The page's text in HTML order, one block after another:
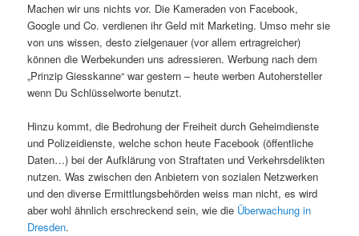
Machen wir uns nichts vor. Die Kameraden von Facebook,
Google und Co. verdienen ihr Geld mit Marketing. Umso mehr sie
von uns wissen, desto zielgenauer (vor allem ertragreicher)
können die Werbekunden uns adressieren. Werbung nach dem
„Prinzip Giesskanne“ war gestern – heute werben Autohersteller
wenn Du Schlüsselworte benutzt.
Hinzu kommt, die Bedrohung der Freiheit durch Geheimdienste
und Polizeidienste, welche schon heute Facebook (öffentliche
Daten…) bei der Aufklärung von Straftaten und Verkehrsdelikten
nutzen. Was zwischen den Anbietern von sozialen Netzwerken
und den diverse Ermittlungsbehörden weiss man nicht, es wird
aber wohl ähnlich erschreckend sein, wie die Überwachung in
Dresden.